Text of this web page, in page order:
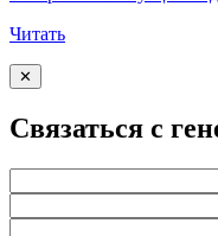
Читать
✕
Связаться с